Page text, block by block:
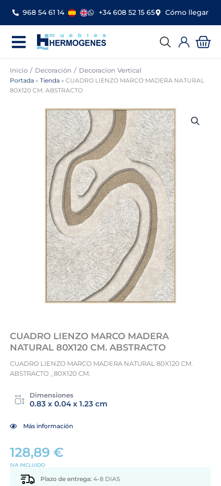
contenido
968 54 61 14 +34 608 52 15 65 Cómo llegar
Inicio Decoración Decoracion Vertical
Portada » Tienda » CUADRO LIENZO MARCO MADERA NATURAL
80X120 CM. ABSTRACTO
CUADRO LIENZO MARCO MADERA
NATURAL 80X120 CM. ABSTRACTO
CUADRO LIENZO MARCO MADERA NATURAL 80X120 CM.
ABSTRACTO _80X120 CM.
Dimensiones
0.83 x 0.04 x 1.23 cm
Más información
128,89 €
IVA INCLUIDO
Plazo de entrega: 4-8 DIAS